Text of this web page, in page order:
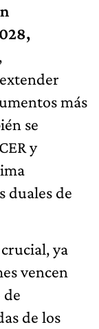
,
más
se
y
duales de
ya
vencen
de
de los